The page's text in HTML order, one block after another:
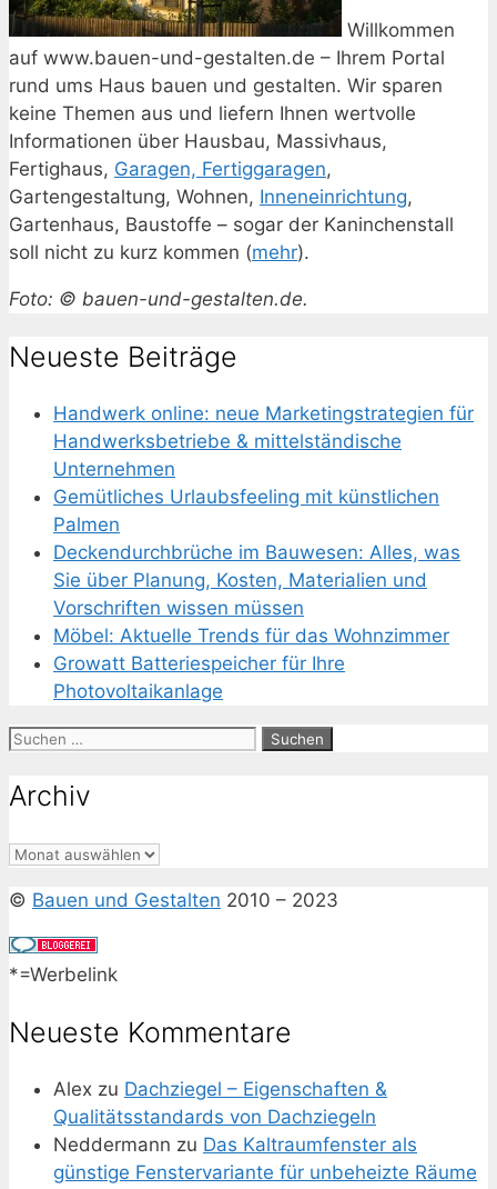
Willkommen
auf www.bauen-und-gestalten.de – Ihrem Portal
rund ums Haus bauen und gestalten. Wir sparen
keine Themen aus und liefern Ihnen wertvolle
Informationen über Hausbau, Massivhaus,
Fertighaus, Garagen, Fertiggaragen,
Gartengestaltung, Wohnen, Inneneinrichtung,
Gartenhaus, Baustoffe – sogar der Kaninchenstall
soll nicht zu kurz kommen (mehr).
Foto: © bauen-und-gestalten.de.
Neueste Beiträge
Handwerk online: neue Marketingstrategien für
Handwerksbetriebe & mittelständische
Unternehmen
Gemütliches Urlaubsfeeling mit künstlichen
Palmen
Deckendurchbrüche im Bauwesen: Alles, was
Sie über Planung, Kosten, Materialien und
Vorschriften wissen müssen
Möbel: Aktuelle Trends für das Wohnzimmer
Growatt Batteriespeicher für Ihre
Photovoltaikanlage
Suchen
Archiv
Archiv
© Bauen und Gestalten 2010 – 2023
*=Werbelink
Neueste Kommentare
Alex zu Dachziegel – Eigenschaften &
Qualitätsstandards von Dachziegeln
Neddermann zu Das Kaltraumfenster als
günstige Fenstervariante für unbeheizte Räume